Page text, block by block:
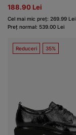
188.90 Lei
Cel mai mic preț: 269.99 Lei
Preț normal: 539.00 Lei
Reduceri 35%